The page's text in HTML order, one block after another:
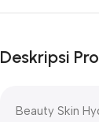
Deskripsi
Beauty Skin